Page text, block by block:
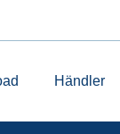
Händler